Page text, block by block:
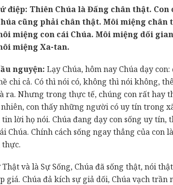
điệp: Thiên Chúa là Đấng chân thật. Con
cũng phải chân thật. Môi miệng chân
miệng con cái Chúa. Môi miệng dối
miệng Xa-tan.
nguyện: Lạy Chúa, hôm nay Chúa dạy
chi cả. Có thì nói có, không thì nói không,
ra. Nhưng trong thực tế, chúng con rất hay
con thấy những người có uy tín trong
lời họ nói. Chúa đang dạy con sống uy tín,
Chúa. Chính cách sống ngay thẳng của con
thực.
và là Sự Sống, Chúa đã sống thật, nói
giá. Chúa đả kích sự giả dối, Chúa vạch trần